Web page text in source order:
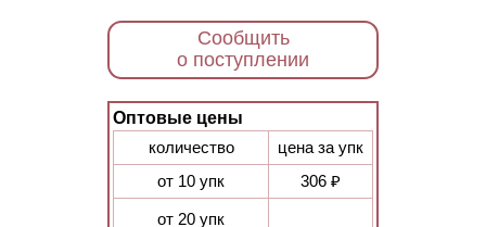
Сообщить
о поступлении
Оптовые цены
количество
цена за упк
от 10 упк
306 ₽
от 20 упк